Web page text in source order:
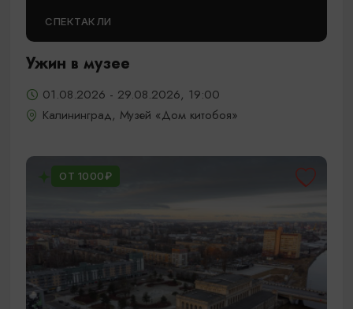
СПЕКТАКЛИ
Ужин в музее
01.08.2026 - 29.08.2026, 19:00
Калининград, Музей «Дом китобоя»
ОТ 1000₽